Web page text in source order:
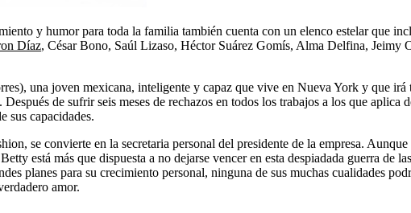
y humor para toda la familia también cuenta con un elenco estelar que
Díaz, César Bono, Saúl Lizaso, Héctor Suárez Gomís, Alma Delfina, Jeimy
una joven mexicana, inteligente y capaz que vive en Nueva York y que irá
de sufrir seis meses de rechazos en todos los trabajos a los que aplica
sus capacidades.
se convierte en la secretaria personal del presidente de la empresa. Aunque
está más que dispuesta a no dejarse vencer en esta despiadada guerra de las
planes para su crecimiento personal, ninguna de sus muchas cualidades
amor.